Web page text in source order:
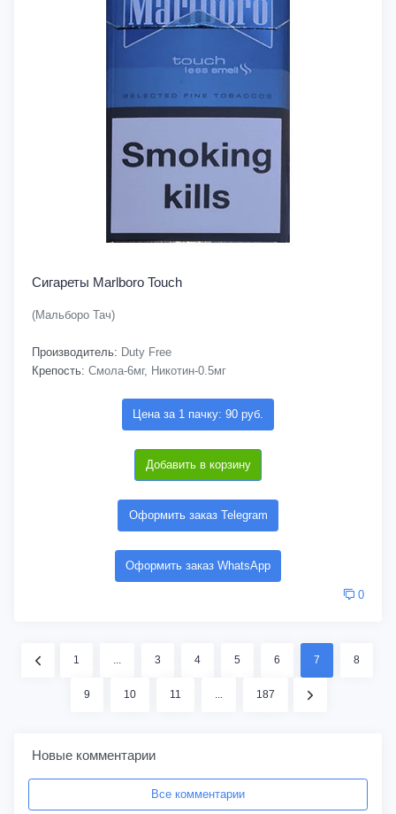
Сигареты Marlboro Touch
(Мальборо Тач)
Производитель: Duty Free
Крепость: Смола-6мг, Никотин-0.5мг
Цена за 1 пачку: 90 руб.
Добавить в корзину
Оформить заказ Telegram
Оформить заказ WhatsApp
0
1 ... 3 4 5 6 7 8
9 10 11 ... 187
Новые комментарии
Все комментарии